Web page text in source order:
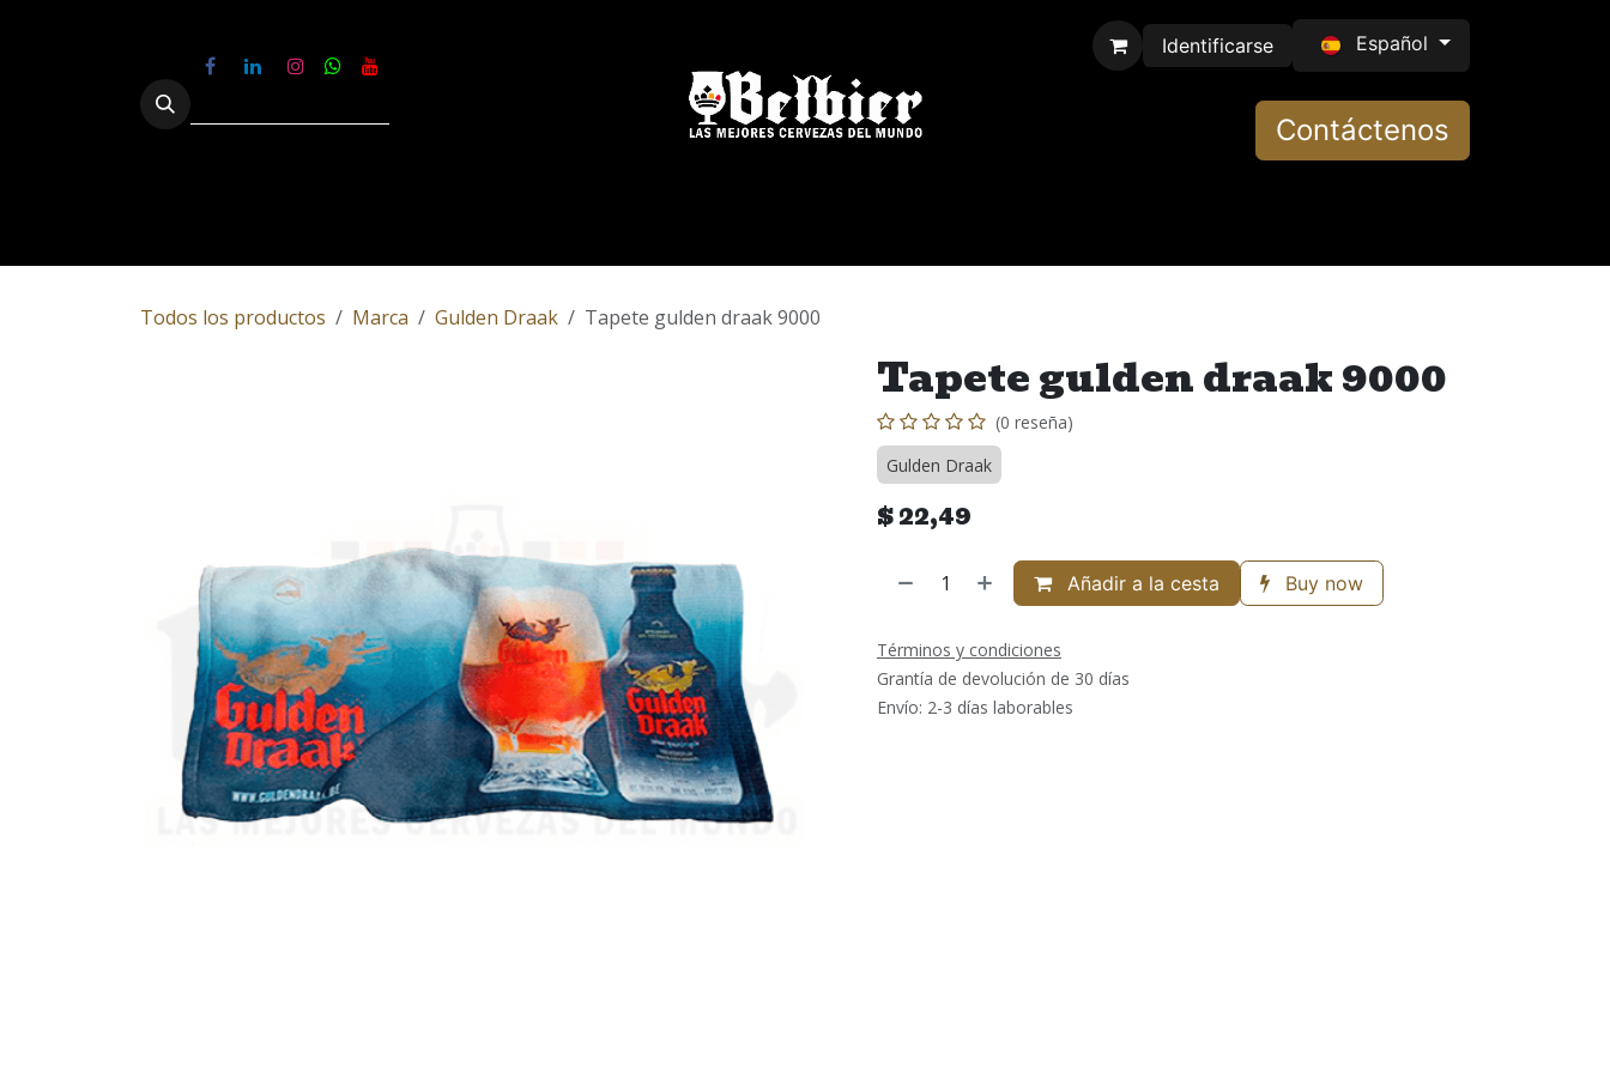
Identificarse
Español
Contáctenos
Todos los productos Marca Gulden Draak Tapete gulden draak 9000
Tapete gulden draak 9000
(0 reseña)
Gulden Draak
$22,49
Añadir a la cesta Buy now
Términos y condiciones
Grantía de devolución de 30 días
Envío: 2-3 días laborables